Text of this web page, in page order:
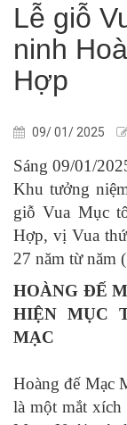
Lễ giỗ
ninh
Hợp
09/ 01/ 2025
Sáng 09/01/
Khu tưởng
giỗ Vua Mục
Hợp, vị Vua
27 năm từ năm
HOÀNG ĐẾ
HIỆN MỤC
MẠC
Hoàng đế Mạc
là một mắt xích